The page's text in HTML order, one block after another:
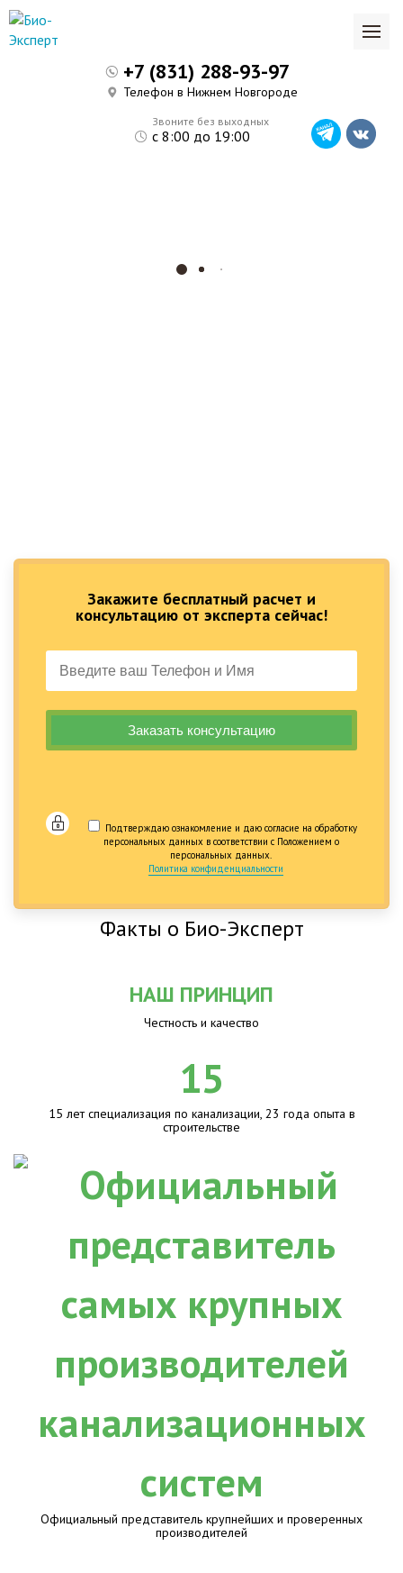
Закажите бесплатный расчет и
консультацию от эксперта сейчас!
Подтверждаю ознакомление и даю согласие на обработку
персональных данных в соответствии с Положением о
персональных данных.
Политика конфиденциальности
Звоните без выходных
с 8:00 до 19:00
+7 (831) 288-93-97
Телефон в Нижнем Новгороде
Факты о Био-Эксперт
НАШ ПРИНЦИП
Честность и качество
15
15 лет специализация по канализации, 23 года опыта в
строительстве
Официальный представитель крупнейших и проверенных
производителей